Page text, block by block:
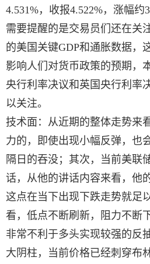
4.531%，收报4.522%，涨幅约
需要提醒的是交易员们还在关
的美国关键GDP和通胀数据，
影响人们对货币政策的预期，
央行利率决议和英国央行利率
以关注。
技术面：从近期的整体走势来
力的，即使出现小幅反弹，也
隔日的吞没；其次，当前美联
话，从他的讲话内容来看，他
这点在当下出现下跌走势就足
看，低点不断刷新，阻力不断
非常不利于多头实现较强的反
大阴柱，当前价格已经刺穿布